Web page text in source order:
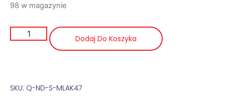
98 w magazynie
Dodaj Do Koszyka
SKU: Q-ND-S-MLAK47